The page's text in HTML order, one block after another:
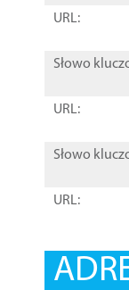
URL:
Słowo
URL:
Słowo
URL: